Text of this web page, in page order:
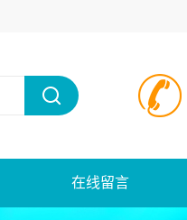
在线留言